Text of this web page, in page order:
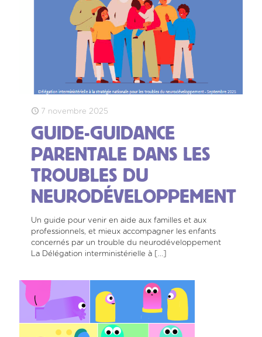
7 novembre 2025
GUIDE-GUIDANCE
PARENTALE DANS LES
TROUBLES DU
NEURODÉVELOPPEMENT
Un guide pour venir en aide aux familles et aux
professionnels, et mieux accompagner les enfants
concernés par un trouble du neurodéveloppement
La Délégation interministérielle à